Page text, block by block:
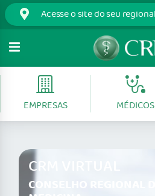
EMPRESAS MÉDICOS
CRM VIRTUAL
CONSELHO REGIONAL DE